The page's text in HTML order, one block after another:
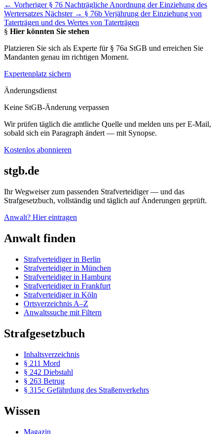
← Vorheriger § 76 Nachträgliche Anordnung der Einziehung des
Wertersatzes Nächster → § 76b Verjährung der Einziehung von
Taterträgen und des Wertes von Taterträgen
§ Hier könnten Sie stehen
Platzieren Sie sich als Experte für § 76a StGB und erreichen Sie
Mandanten genau im richtigen Moment.
Expertenplatz sichern
Änderungsdienst
Keine StGB-Änderung verpassen
Wir prüfen täglich die amtliche Quelle und melden uns per E-Mail,
sobald sich ein Paragraph ändert — mit Synopse.
Kostenlos abonnieren
stgb.de
Ihr Wegweiser zum passenden Strafverteidiger — und das
Strafgesetzbuch, vollständig und täglich auf Änderungen geprüft.
Anwalt? Hier eintragen
Anwalt finden
Strafverteidiger in Berlin
Strafverteidiger in München
Strafverteidiger in Hamburg
Strafverteidiger in Frankfurt
Strafverteidiger in Köln
Ortsverzeichnis A–Z
Anwaltssuche mit Filtern
Strafgesetzbuch
Inhaltsverzeichnis
§ 211 Mord
§ 242 Diebstahl
§ 263 Betrug
§ 315c Gefährdung des Straßenverkehrs
Wissen
Magazin